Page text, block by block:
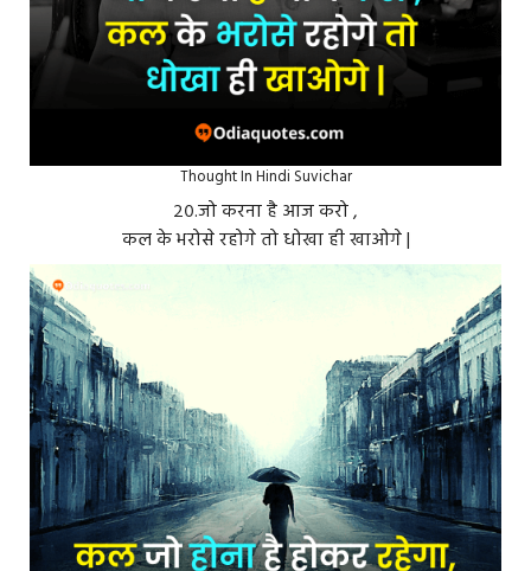
Thought In Hindi Suvichar
२०.जो करना है आज करो ,
कल के भरोसे रहोगे तो धोखा ही खाओगे |